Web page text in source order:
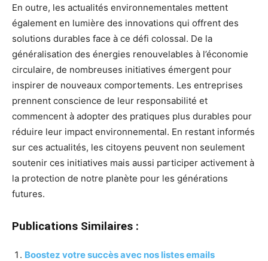
En outre, les actualités environnementales mettent
également en lumière des innovations qui offrent des
solutions durables face à ce défi colossal. De la
généralisation des énergies renouvelables à l’économie
circulaire, de nombreuses initiatives émergent pour
inspirer de nouveaux comportements. Les entreprises
prennent conscience de leur responsabilité et
commencent à adopter des pratiques plus durables pour
réduire leur impact environnemental. En restant informés
sur ces actualités, les citoyens peuvent non seulement
soutenir ces initiatives mais aussi participer activement à
la protection de notre planète pour les générations
futures.
Publications Similaires :
Boostez votre succès avec nos listes emails